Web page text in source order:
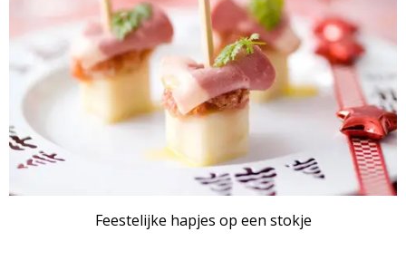
Feestelijke hapjes op een stokje